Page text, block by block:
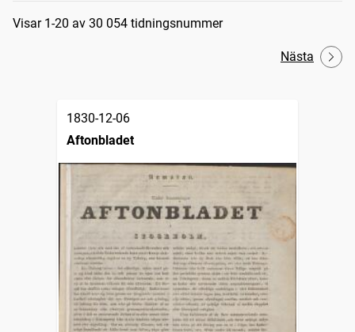
Sökresultat
Visar 1-20 av 30 054 tidningsnummer
Nästa
1830-12-06
Aftonbladet